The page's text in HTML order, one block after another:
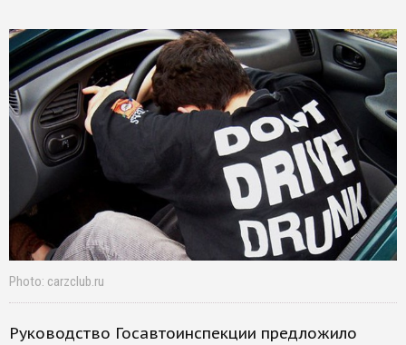
Photo: carzclub.ru
Руководство Госавтоинспекции предложило